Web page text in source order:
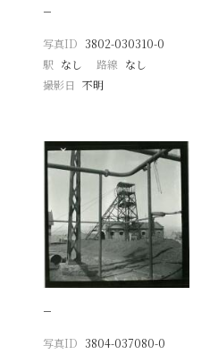
−
写真ID 3802-030310-0
駅 なし 路線 なし
撮影日
不明
−
写真ID 3804-037080-0